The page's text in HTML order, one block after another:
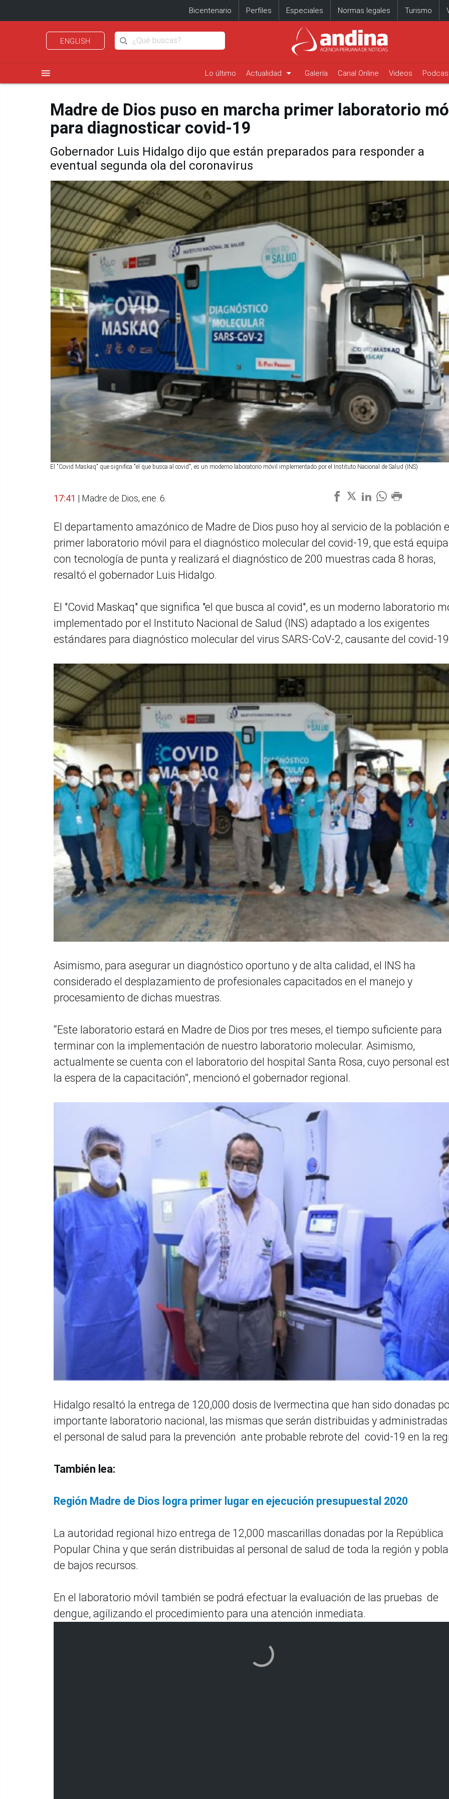
Bicentenario Perfiles Especiales Normas legales Turismo
ENGLISH
menu Lo último Actualidad arrow_drop_down Galería Canal Online Videos
Madre de Dios puso en marcha primer laboratorio
para diagnosticar covid-19
Gobernador Luis Hidalgo dijo que están preparados para responder a
eventual segunda ola del coronavirus
El "Covid Maskaq" que significa "el que busca al covid", es un moderno laboratorio móvil implementado por el Instituto Nacional de Salud (INS)
17:41 | Madre de Dios, ene. 6.
El departamento amazónico de Madre de Dios puso hoy al servicio de la población
primer laboratorio móvil para el diagnóstico molecular del covid-19, que está
con tecnología de punta y realizará el diagnóstico de 200 muestras cada 8 horas,
resaltó el gobernador Luis Hidalgo.
El "Covid Maskaq" que significa "el que busca al covid", es un moderno laboratorio
implementado por el Instituto Nacional de Salud (INS) adaptado a los exigentes
estándares para diagnóstico molecular del virus SARS-CoV-2, causante del covid-
Asimismo, para asegurar un diagnóstico oportuno y de alta calidad, el INS ha
considerado el desplazamiento de profesionales capacitados en el manejo y
procesamiento de dichas muestras.
“Este laboratorio estará en Madre de Dios por tres meses, el tiempo suficiente para
terminar con la implementación de nuestro laboratorio molecular. Asimismo,
actualmente se cuenta con el laboratorio del hospital Santa Rosa, cuyo personal
la espera de la capacitación”, mencionó el gobernador regional.
Hidalgo resaltó la entrega de 120,000 dosis de Ivermectina que han sido donadas
importante laboratorio nacional, las mismas que serán distribuidas y
el personal de salud para la prevención ante probable rebrote del covid-19 en la
También lea:
Región Madre de Dios logra primer lugar en ejecución presupuestal 2020
La autoridad regional hizo entrega de 12,000 mascarillas donadas por la República
Popular China y que serán distribuidas al personal de salud de toda la región y
de bajos recursos.
En el laboratorio móvil también se podrá efectuar la evaluación de las pruebas de
dengue, agilizando el procedimiento para una atención inmediata.